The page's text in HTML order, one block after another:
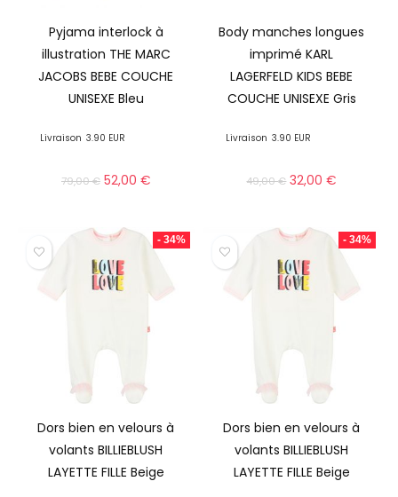
Pyjama interlock à
illustration THE MARC
JACOBS BEBE COUCHE
UNISEXE Bleu
Livraison 3.90 EUR
79,00€ 52,00 €
Body manches longues
imprimé KARL
LAGERFELD KIDS BEBE
COUCHE UNISEXE Gris
Livraison 3.90 EUR
49,00€ 32,00€
- 34%
Dors bien en velours à
volants BILLIEBLUSH
LAYETTE FILLE Beige
- 34%
Dors bien en velours à
volants BILLIEBLUSH
LAYETTE FILLE Beige